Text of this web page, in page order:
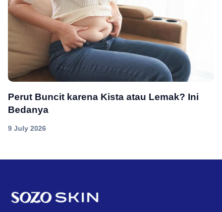
Perut Buncit karena Kista atau Lemak? Ini
Bedanya
9 July 2026